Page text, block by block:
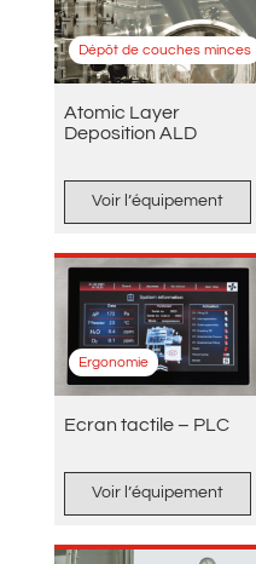
Dépôt de couches minces
Atomic Layer
Deposition ALD
Voir l’équipement
Ergonomie
Ecran tactile – PLC
Voir l’équipement